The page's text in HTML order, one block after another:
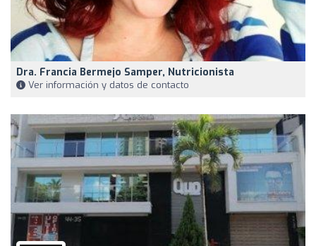
Dra. Francia Bermejo Samper, Nutricionista
Ver información y datos de contacto